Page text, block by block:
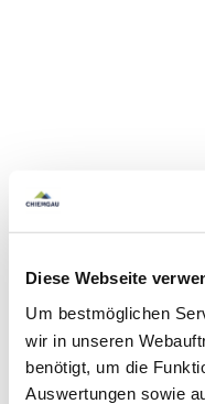
Diese Webseite
Um bestmöglichen
wir in unseren
benötigt, um die
Auswertungen sowie